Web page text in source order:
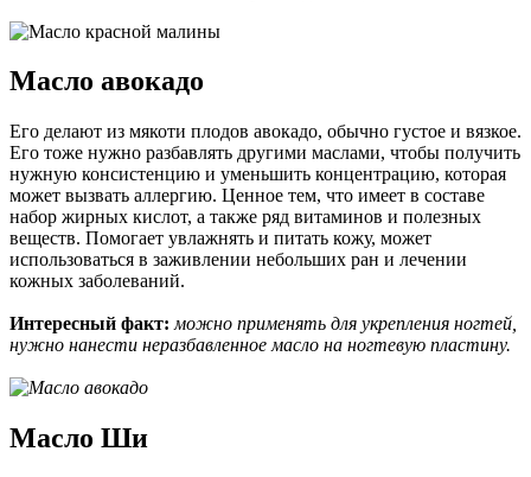
Масло авокадо
Его делают из мякоти плодов авокадо, обычно густое и вязкое.
Его тоже нужно разбавлять другими маслами, чтобы получить
нужную консистенцию и уменьшить концентрацию, которая
может вызвать аллергию. Ценное тем, что имеет в составе
набор жирных кислот, а также ряд витаминов и полезных
веществ. Помогает увлажнять и питать кожу, может
использоваться в заживлении небольших ран и лечении
кожных заболеваний.
Интересный факт: можно применять для укрепления ногтей,
нужно нанести неразбавленное масло на ногтевую пластину.
Масло Ши